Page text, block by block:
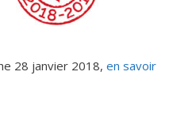
28 janvier 2018, en savoir